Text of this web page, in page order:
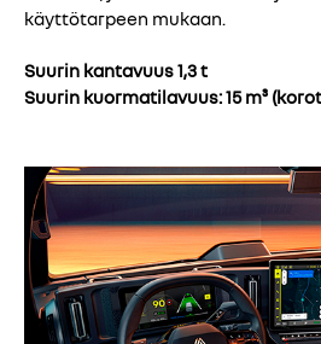
käyttötarpeen mukaan.
Suurin kantavuus 1,3 t
Suurin kuormatilavuus: 15 m³